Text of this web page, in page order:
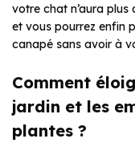
votre chat n’aura
et vous pourrez enfin
canapé sans avoir à
Comment
jardin et les
plantes ?